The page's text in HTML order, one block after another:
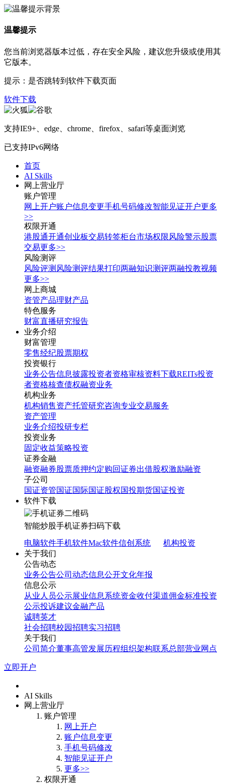
温馨提示
您当前浏览器版本过低，存在安全风险，建议您升级或使用其
它版本。
提示：是否跳转到软件下载页面
软件下载
支持IE9+、edge、chrome、firefox、safari等桌面浏览
已支持IPv6网络
首页
AI Skills
网上营业厅
账户管理
网上开户账户信息变更手机号码修改智能见证开户更多
>>
权限开通
港股通开通创业板交易转签柜台市场权限风险警示股票
交易更多>>
风险测评
风险评测 风险测评结果打印两融知识测评两融投教视频
更多>>
网上商城
资管产品理财产品
特色服务
财富直播研究报告
业务介绍
财富管理
零售经纪股票期权
投资银行
业务公告信息披露投资者资格审核资料下载REITs投资
者资格核查债权融资业务
机构业务
机构销售资产托管研究咨询专业交易服务
资产管理
业务介绍投研专栏
投资业务
固定收益策略投资
证券金融
融资融券股票质押约定购回证券出借股权激励融资
子公司
国证资管国证国际国证股权国投期货国证投资
软件下载
智能炒股手机证券扫码下载
电脑软件手机软件Mac软件信创系统
机构投资
关于我们
公告动态
业务公告公司动态信息公开文化年报
信息公示
从业人员公示展业信息系统资金收付渠道佣金标准投资
公示投诉建议金融产品
诚聘英才
社会招聘校园招聘实习招聘
关于我们
公司简介董事高管发展历程组织架构联系总部营业网点
立即开户
AI Skills
网上营业厅
账户管理
网上开户
账户信息变更
手机号码修改
智能见证开户
更多>>
权限开通